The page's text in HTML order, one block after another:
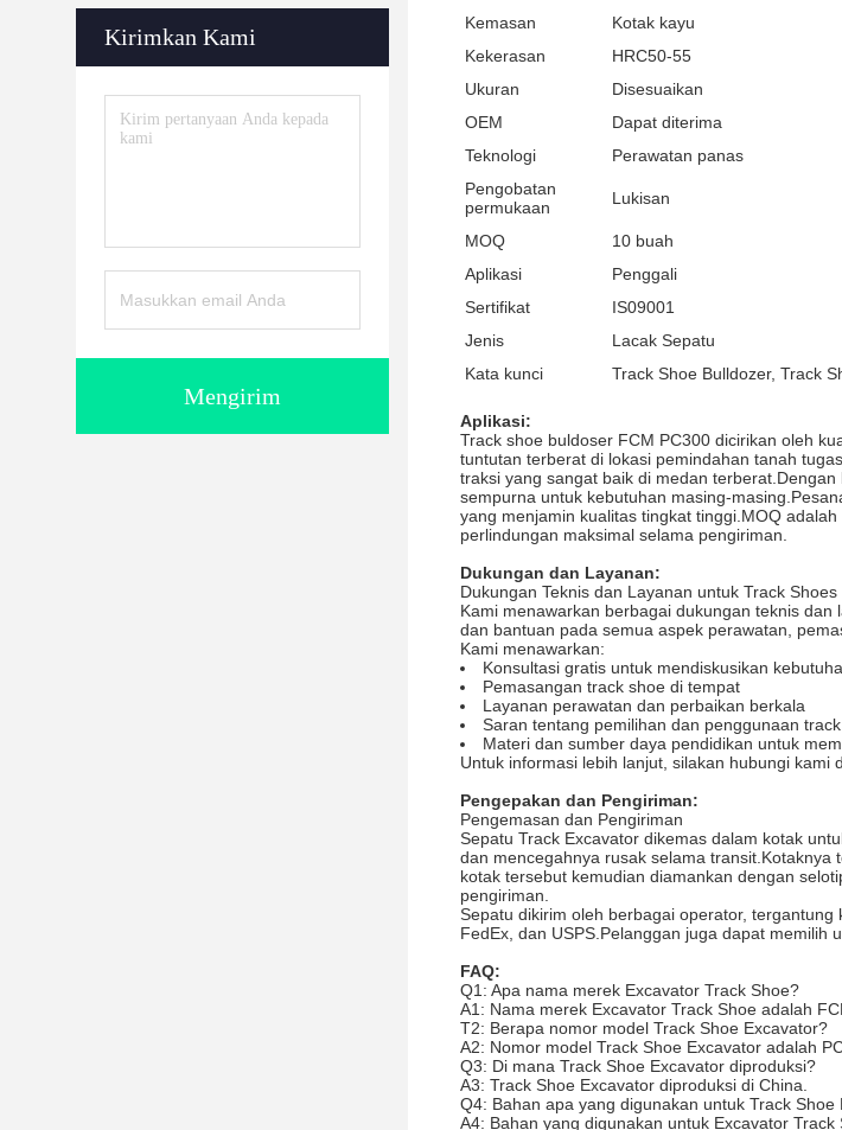
Kirimkan Kami
Mengirim
Kemasan
Kotak kayu
Kekerasan
HRC50-55
Ukuran
Disesuaikan
OEM
Dapat diterima
Teknologi
Perawatan panas
Pengobatan
permukaan
Lukisan
MOQ
10 buah
Aplikasi
Penggali
Sertifikat
IS09001
Jenis
Lacak Sepatu
Kata kunci
Track Shoe Bulldozer, Track
Aplikasi:
Track shoe buldoser FCM PC300 dicirikan oleh
tuntutan terberat di lokasi pemindahan tanah
traksi yang sangat baik di medan
sempurna untuk kebutuhan masing-
yang menjamin kualitas tingkat tinggi.MOQ
perlindungan maksimal selama pengiriman.
Dukungan dan Layanan:
Dukungan Teknis dan Layanan untuk Track
Kami menawarkan berbagai dukungan teknis
dan bantuan pada semua aspek perawatan,
Kami menawarkan:
Konsultasi gratis untuk mendiskusikan
Pemasangan track shoe di tempat
Layanan perawatan dan perbaikan berkala
Saran tentang pemilihan dan penggunaan
Materi dan sumber daya pendidikan untuk
Untuk informasi lebih lanjut, silakan hubungi kami
Pengepakan dan Pengiriman:
Pengemasan dan Pengiriman
Sepatu Track Excavator dikemas dalam kotak
dan mencegahnya rusak selama
kotak tersebut kemudian diamankan dengan
pengiriman.
Sepatu dikirim oleh berbagai operator,
FedEx, dan USPS.Pelanggan juga dapat memilih
FAQ:
Q1: Apa nama merek Excavator Track Shoe?
A1: Nama merek Excavator Track Shoe adalah
T2: Berapa nomor model Track Shoe Excavator?
A2: Nomor model Track Shoe Excavator adalah
Q3: Di mana Track Shoe Excavator diproduksi?
A3: Track Shoe Excavator diproduksi di China.
Q4: Bahan apa yang digunakan untuk Track Shoe
A4: Bahan yang digunakan untuk Excavator